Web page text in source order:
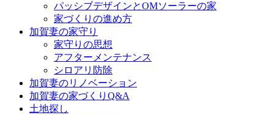
パッシブデザインとOMソーラーの家
家づくりの進め方
加賀妻の家守り
家守りの思想
アフターメンテナンス
シロアリ防除
加賀妻のリノベーション
加賀妻の家づくりQ&A
土地探し